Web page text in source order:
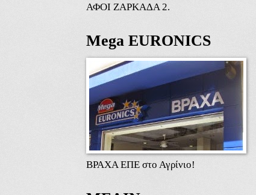
ΑΦΟΙ ΖΑΡΚΑΔΑ 2.
Mega EURONICS
ΒΡΑΧΑ ΕΠΕ στο Αγρίνιο!